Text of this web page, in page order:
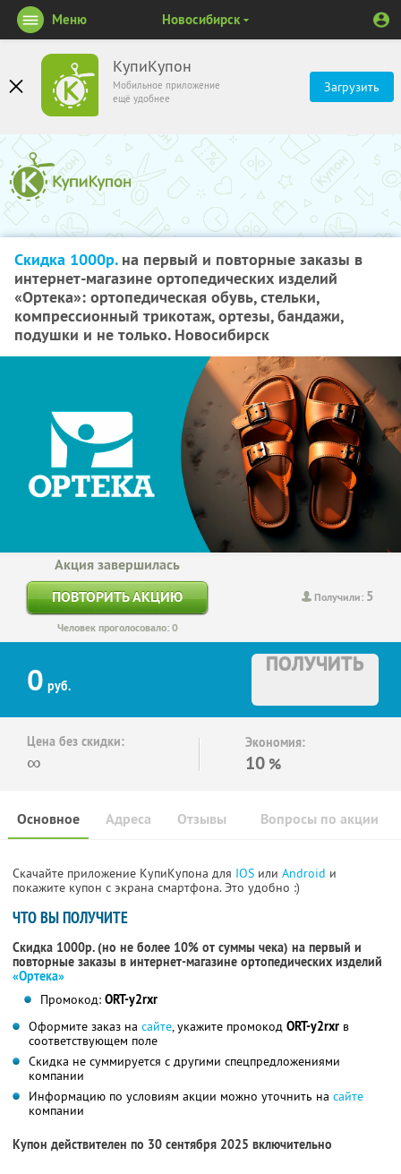
КупиКупон
Мобильное приложение
ещё удобнее
Загрузить
Меню Новосибирск
Скидка 1000р.на первый и повторные заказы в
интернет-магазине ортопедических изделий
«Ортека»: ортопедическая обувь, стельки,
компрессионный трикотаж, ортезы, бандажи,
подушки и не только. Новосибирск
Получили: 5
Акция завершилась
ПОВТОРИТЬ АКЦИЮ
Человек проголосовало: 0
0 руб.
ПОЛУЧИТЬ
Цена без скидки:
∞
Экономия:
10 %
Основное Отзывы Вопросы по акции
Адреса
Скачайте приложение КупиКупона для IOS или Android и
покажите купон с экрана смартфона. Это удобно :)
ЧТО ВЫ ПОЛУЧИТЕ
Скидка 1000р. (но не более 10% от суммы чека) на первый и
повторные заказы в интернет-магазине ортопедических изделий
«Ортека»
Промокод: ORT-y2rxr
Оформите заказ на сайте, укажите промокод ORT-y2rxr в
соответствующем поле
Скидка не суммируется с другими спецпредложениями
компании
Информацию по условиям акции можно уточнить на сайте
компании
Купон действителен по 30 сентября 2025 включительно